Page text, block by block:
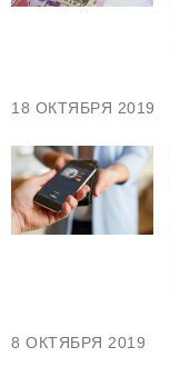
18 ОКТЯБРЯ 2019
8 ОКТЯБРЯ 2019